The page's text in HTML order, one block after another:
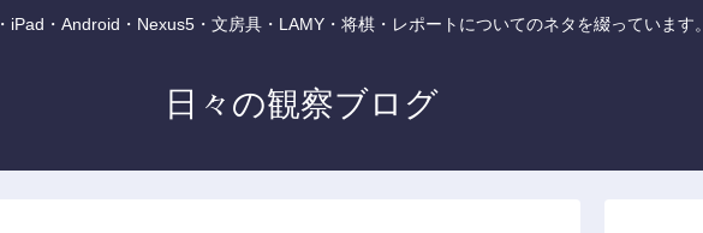
iPad・Android・Nexus5・文房具・LAMY・将棋・レポートについてのネタを綴っています。
日々の観察ブログ